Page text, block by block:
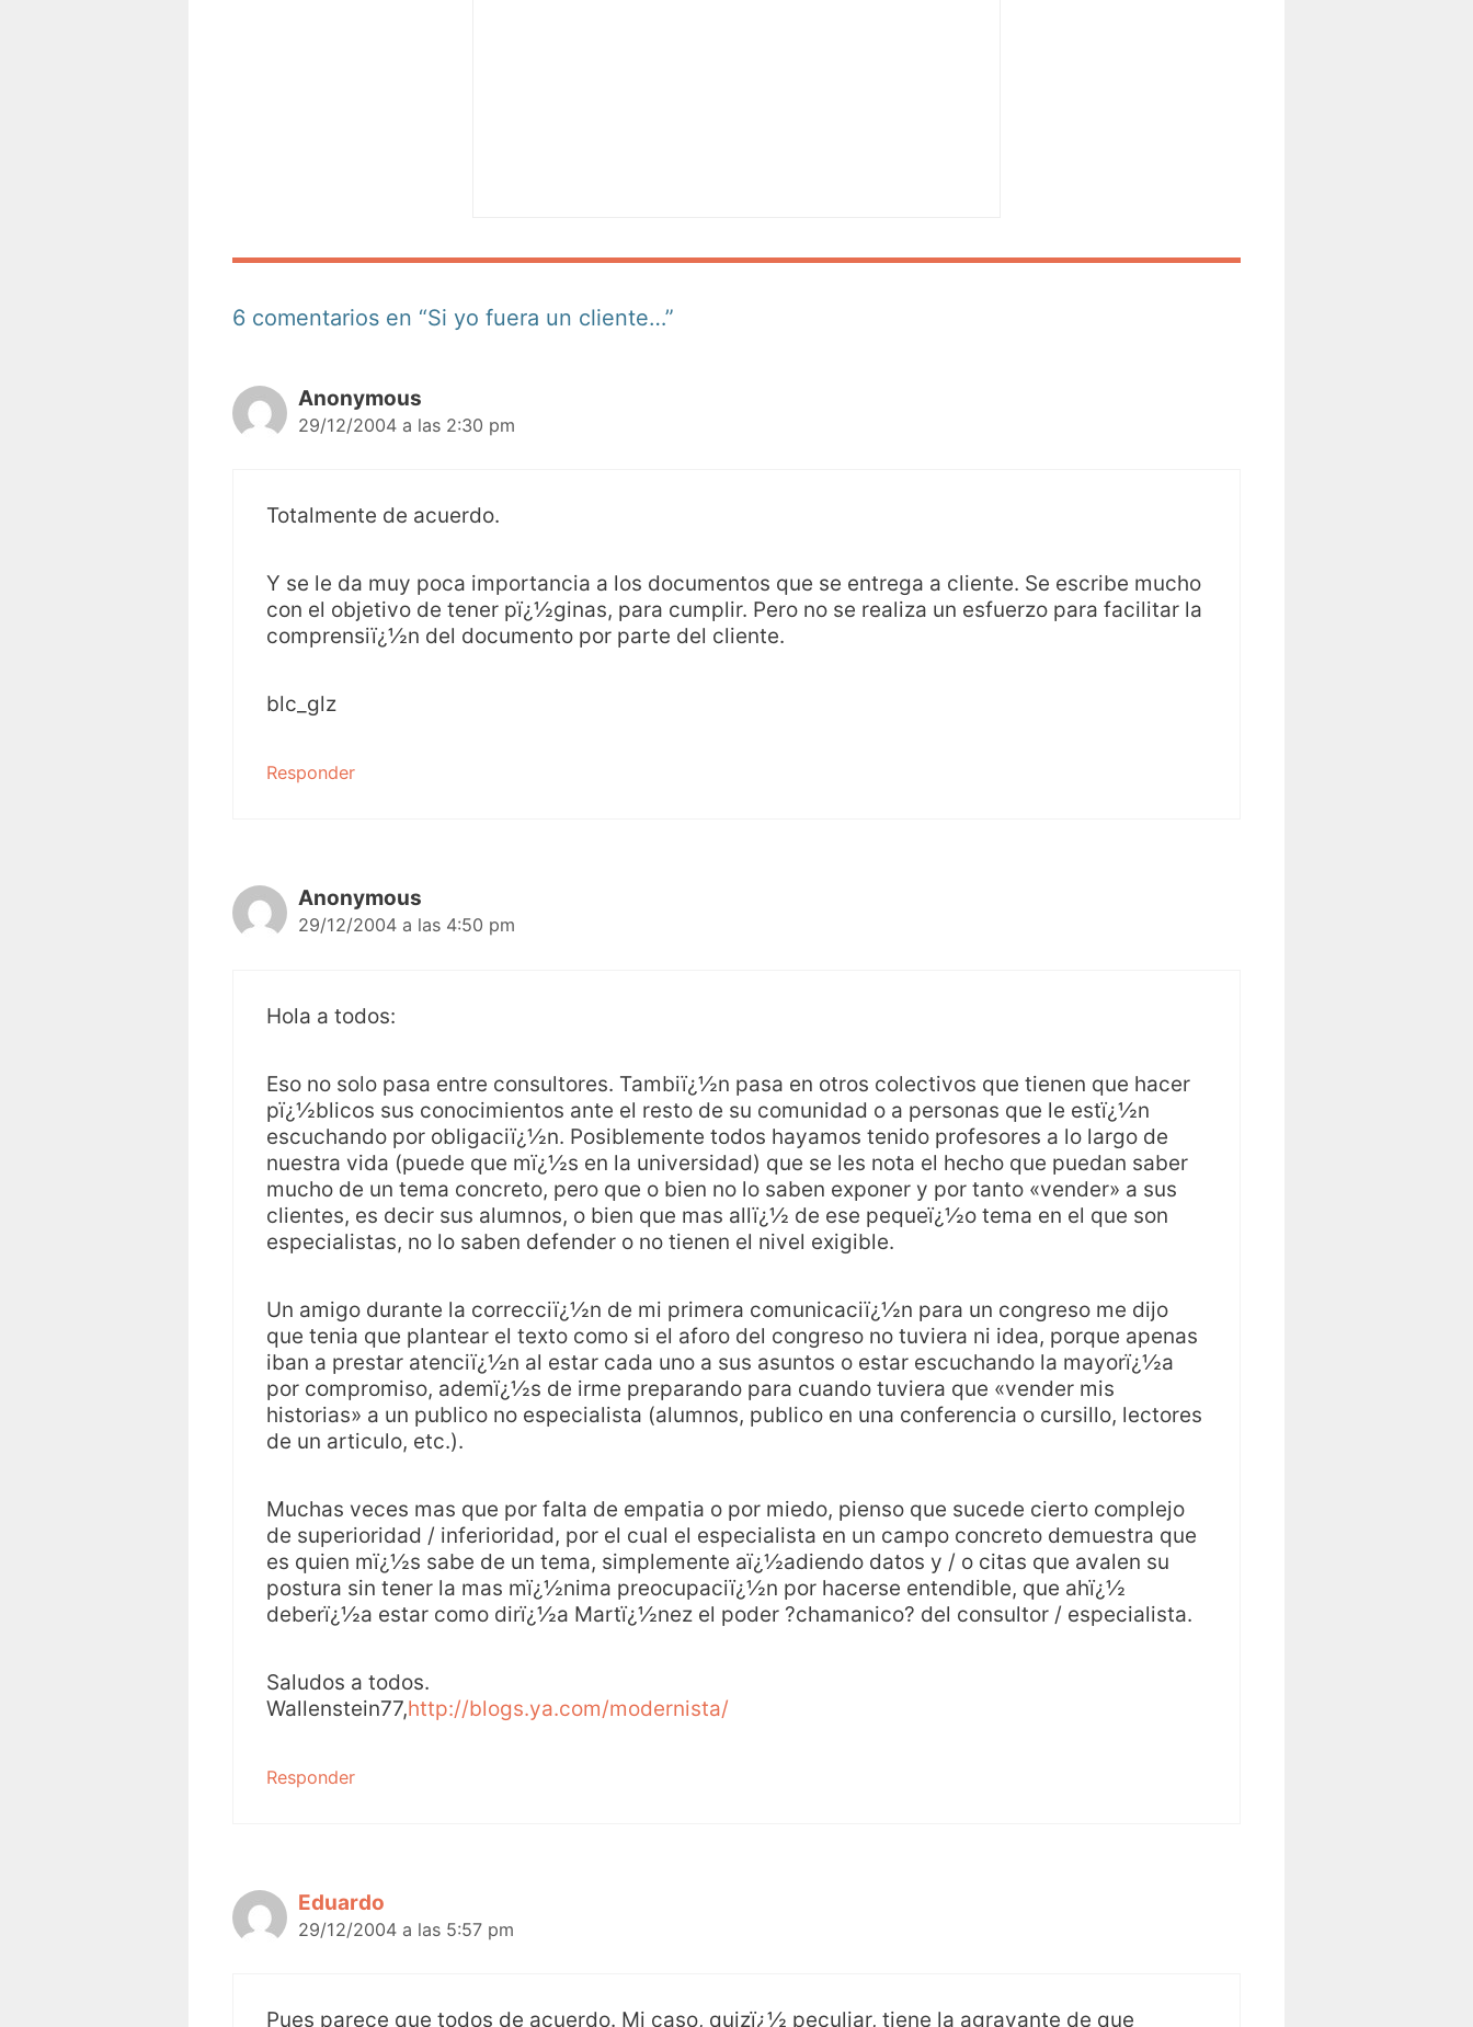
6 comentarios en “Si yo fuera un cliente…”
Anonymous
29/12/2004 a las 2:30 pm
Totalmente de acuerdo.
Y se le da muy poca importancia a los documentos que se entrega a cliente. Se escribe mucho
con el objetivo de tener pï¿½ginas, para cumplir. Pero no se realiza un esfuerzo para facilitar la
comprensiï¿½n del documento por parte del cliente.
blc_glz
Responder
Anonymous
29/12/2004 a las 4:50 pm
Hola a todos:
Eso no solo pasa entre consultores. Tambiï¿½n pasa en otros colectivos que tienen que hacer
pï¿½blicos sus conocimientos ante el resto de su comunidad o a personas que le estï¿½n
escuchando por obligaciï¿½n. Posiblemente todos hayamos tenido profesores a lo largo de
nuestra vida (puede que mï¿½s en la universidad) que se les nota el hecho que puedan saber
mucho de un tema concreto, pero que o bien no lo saben exponer y por tanto «vender» a sus
clientes, es decir sus alumnos, o bien que mas allï¿½ de ese pequeï¿½o tema en el que son
especialistas, no lo saben defender o no tienen el nivel exigible.
Un amigo durante la correcciï¿½n de mi primera comunicaciï¿½n para un congreso me dijo
que tenia que plantear el texto como si el aforo del congreso no tuviera ni idea, porque apenas
iban a prestar atenciï¿½n al estar cada uno a sus asuntos o estar escuchando la mayorï¿½a
por compromiso, ademï¿½s de irme preparando para cuando tuviera que «vender mis
historias» a un publico no especialista (alumnos, publico en una conferencia o cursillo, lectores
de un articulo, etc.).
Muchas veces mas que por falta de empatia o por miedo, pienso que sucede cierto complejo
de superioridad / inferioridad, por el cual el especialista en un campo concreto demuestra que
es quien mï¿½s sabe de un tema, simplemente aï¿½adiendo datos y / o citas que avalen su
postura sin tener la mas mï¿½nima preocupaciï¿½n por hacerse entendible, que ahï¿½
deberï¿½a estar como dirï¿½a Martï¿½nez el poder ?chamanico? del consultor / especialista.
Saludos a todos.
Wallenstein77,http://blogs.ya.com/modernista/
Responder
Eduardo
29/12/2004 a las 5:57 pm
Pues parece que todos de acuerdo. Mi caso, quizï¿½ peculiar, tiene la agravante de que